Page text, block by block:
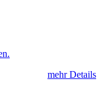
mehr Details